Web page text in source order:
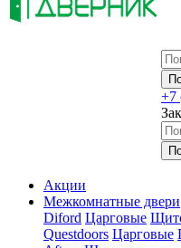
+7
Акции
Межкомнатные двери
Diford Царговые
Questdoors Царговые